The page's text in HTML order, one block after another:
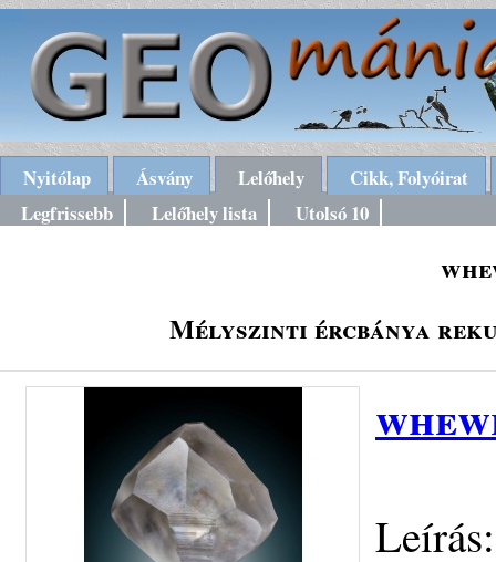
Nyitólap Ásvány Lelőhely
Cikk, Folyóirat
Legfrissebb
Lelőhely lista Utolsó 10
Mélyszinti ércbánya